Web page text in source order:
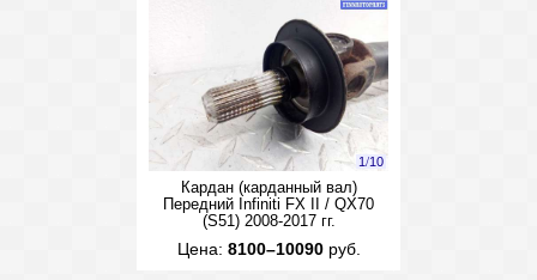
1/10
Кардан (карданный вал)
Передний Infiniti FX II / QX70
(S51) 2008-2017 гг.
Цена: 8100–10090руб.